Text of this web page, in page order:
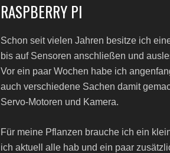
RASPBERRY PI
Schon seit vielen Jahren besitze ich
bis auf Sensoren anschließen und
Vor ein paar Wochen habe ich
auch verschiedene Sachen damit
Servo-Motoren und Kamera.
Für meine Pflanzen brauche ich ein
ich aktuell alle hab und ein paar